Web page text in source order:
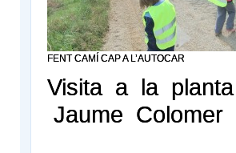
FENT CAMÍ CAP A L’AUTOCAR
Visita a la
Jaume Colomer